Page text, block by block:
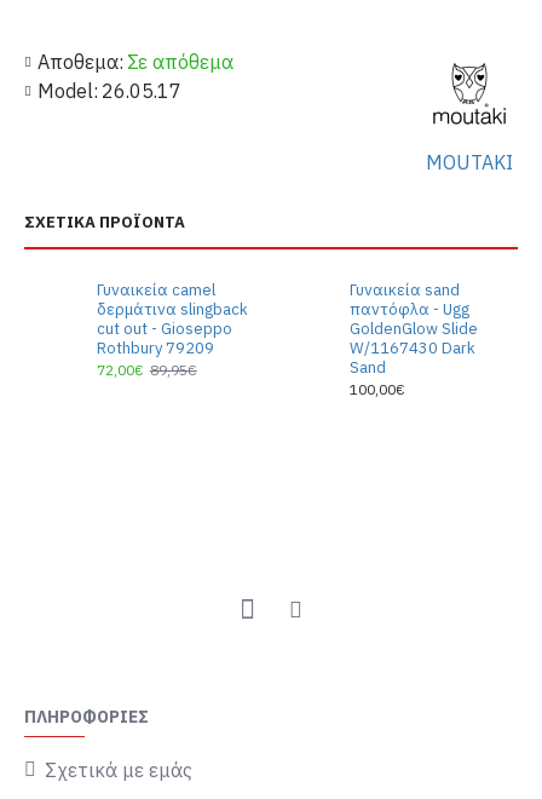
Αποθεμα: Σε απόθεμα
Model: 26.05.17
MOUTAKI
ΣΧΕΤΙΚΆ ΠΡΟΪΌΝΤΑ
Γυναικεία camel
δερμάτινα slingback
cut out - Gioseppo
Rothbury 79209
72,00€ 89,95€
Γυναικεία sand
παντόφλα - Ugg
GoldenGlow Slide
W/1167430 Dark
Sand
100,00€
ΠΛΗΡΟΦΟΡΊΕΣ
Σχετικά με εμάς